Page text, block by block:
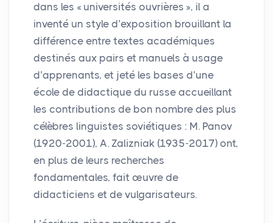
dans les « universités ouvrières », il a
inventé un style d’exposition brouillant la
différence entre textes académiques
destinés aux pairs et manuels à usage
d’apprenants, et jeté les bases d’une
école de didactique du russe accueillant
les contributions de bon nombre des plus
célèbres linguistes soviétiques : M. Panov
(1920-2001), A. Zalizniak (1935-2017) ont,
en plus de leurs recherches
fondamentales, fait œuvre de
didacticiens et de vulgarisateurs.